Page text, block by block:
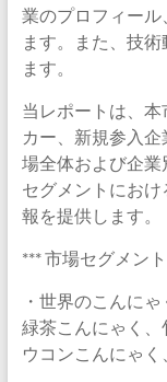
業のプロフィー
ます。また、技
ます。
当レポートは、
カー、新規参入
場全体および企
セグメントにお
報を提供します。
*** 市場セグメン
・世界のこんに
緑茶こんにゃく、
ウコンこんにゃく